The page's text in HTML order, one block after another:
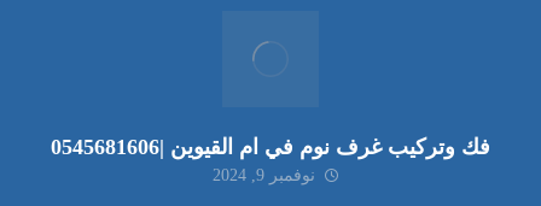
فك وتركيب غرف نوم في ام القيوين |0545681606
نوفمبر 9, 2024